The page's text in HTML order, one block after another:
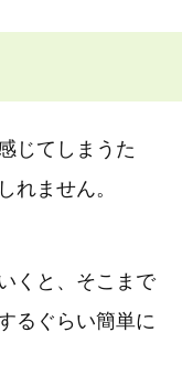
じてしまうた
れません。
くと、そこまで
るぐらい簡単に